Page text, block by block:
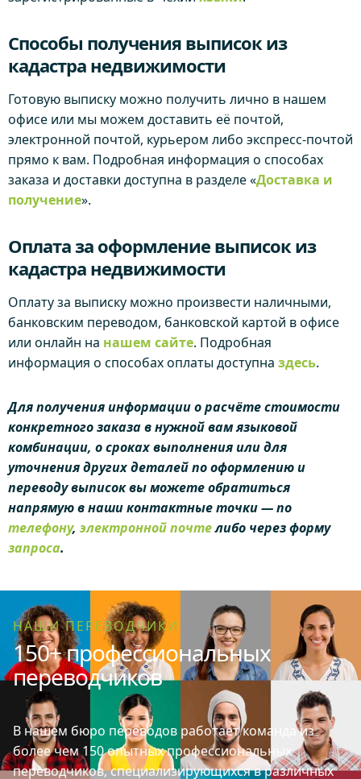
Способы получения выписок из
кадастра недвижимости
Готовую выписку можно получить лично в нашем
офисе или мы можем доставить её почтой,
электронной почтой, курьером либо экспресс-почтой
прямо к вам. Подробная информация о способах
заказа и доставки доступна в разделе «Доставка и
получение».
Оплата за оформление выписок из
кадастра недвижимости
Оплату за выписку можно произвести наличными,
банковским переводом, банковской картой в офисе
или онлайн на нашем сайте. Подробная
информация о способах оплаты доступна здесь.
Для получения информации о расчёте стоимости
конкретного заказа в нужной вам языковой
комбинации, о сроках выполнения или для
уточнения других деталей по оформлению и
переводу выписок вы можете обратиться
напрямую в наши контактные точки — по
телефону, электронной почтелибо через форму
запроса.
НАШИ ПЕРЕВОДЧИКИ
150+ профессиональных
переводчиков
В нашем бюро переводов работает команда из
более чем 150 опытных профессиональных
переводчиков, специализирующихся в различных